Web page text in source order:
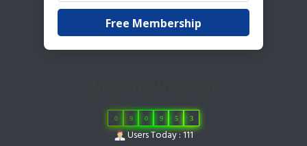
Free Membership
0 9 0 9 5 3
Users Today : 111